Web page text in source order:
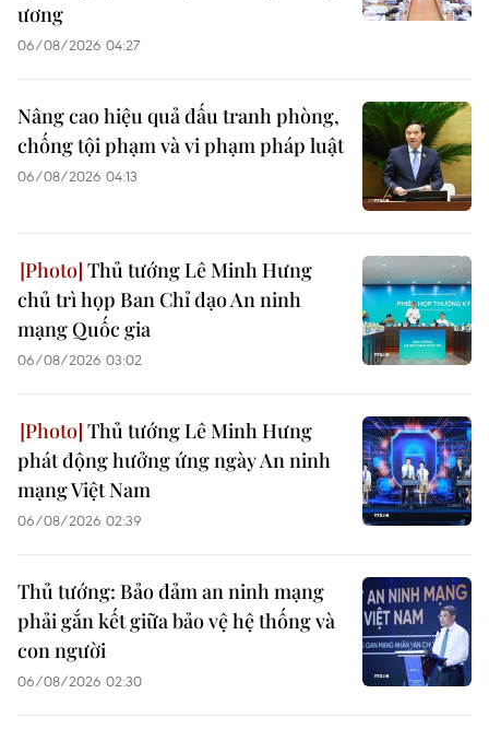
ương
06/08/2026 04:27
Nâng cao hiệu quả đấu tranh phòng,
chống tội phạm và vi phạm pháp luật
06/08/2026 04:13
Thủ tướng Lê Minh Hưng
chủ trì họp Ban Chỉ đạo An ninh
mạng Quốc gia
06/08/2026 03:02
Thủ tướng Lê Minh Hưng
phát động hưởng ứng ngày An ninh
mạng Việt Nam
06/08/2026 02:39
Thủ tướng: Bảo đảm an ninh mạng
phải gắn kết giữa bảo vệ hệ thống và
con người
06/08/2026 02:30